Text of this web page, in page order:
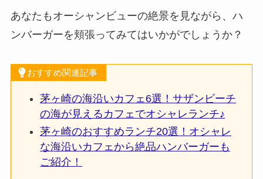
あなたもオーシャンビューの絶景を見ながら、ハ
ンバーガーを頬張ってみてはいかがでしょうか？
おすすめ関連記事
茅ヶ崎の海沿いカフェ6選！サザンビーチ
の海が見えるカフェでオシャレランチ♪
茅ヶ崎のおすすめランチ20選！オシャレ
な海沿いカフェから絶品ハンバーガーも
ご紹介！